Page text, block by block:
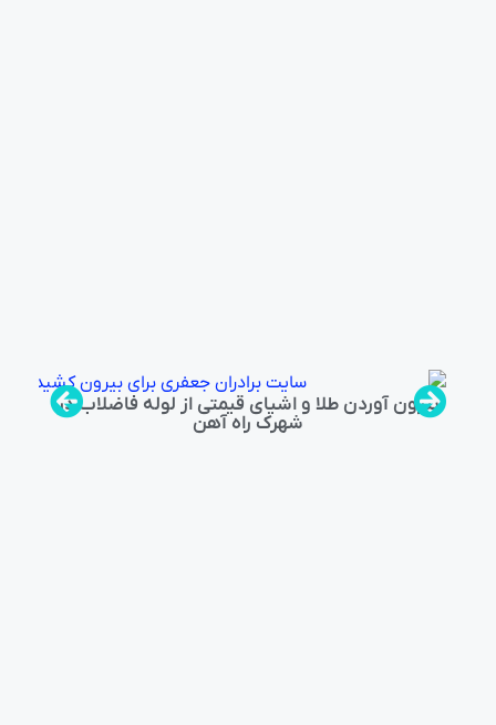
بیرون آوردن طلا و اشیای قیمتی از لوله فاضلاب در
شهرک راه‌ آهن